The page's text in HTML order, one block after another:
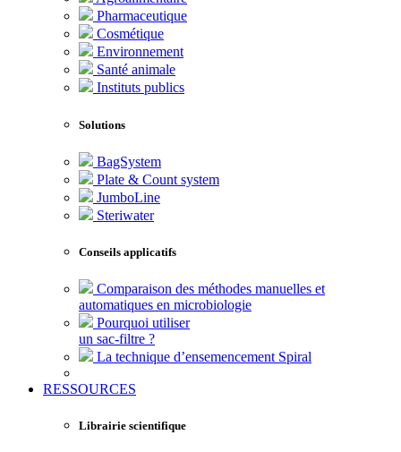
Pharmaceutique
Cosmétique
Environnement
Santé animale
Instituts publics
Solutions
BagSystem
Plate & Count system
JumboLine
Steriwater
Conseils applicatifs
Comparaison des méthodes manuelles et
automatiques en microbiologie
Pourquoi utiliser
un sac-filtre ?
La technique d’ensemencement Spiral
RESSOURCES
Librairie scientifique